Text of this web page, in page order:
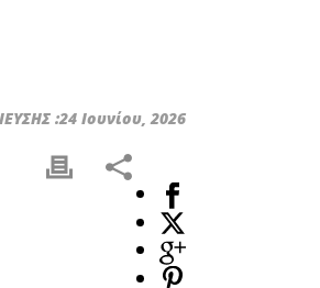
:24 Ιουνίου, 2026